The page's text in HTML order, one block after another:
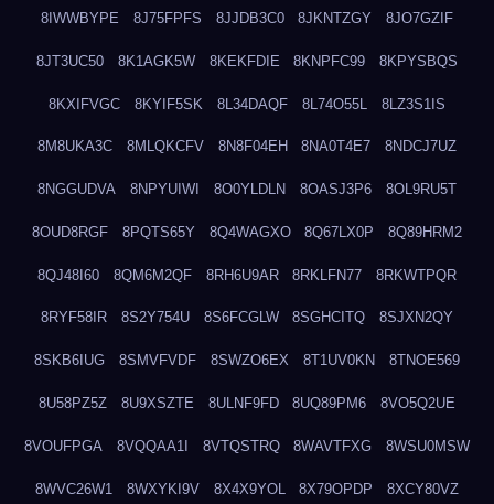
8IWWBYPE 8J75FPFS 8JJDB3C0 8JKNTZGY 8JO7GZIF
8JT3UC50 8K1AGK5W 8KEKFDIE 8KNPFC99 8KPYSBQS
8KXIFVGC 8KYIF5SK 8L34DAQF 8L74O55L 8LZ3S1IS
8M8UKA3C 8MLQKCFV 8N8F04EH 8NA0T4E7 8NDCJ7UZ
8NGGUDVA 8NPYUIWI 8O0YLDLN 8OASJ3P6 8OL9RU5T
8OUD8RGF 8PQTS65Y 8Q4WAGXO 8Q67LX0P 8Q89HRM2
8QJ48I60 8QM6M2QF 8RH6U9AR 8RKLFN77 8RKWTPQR
8RYF58IR 8S2Y754U 8S6FCGLW 8SGHCITQ 8SJXN2QY
8SKB6IUG 8SMVFVDF 8SWZO6EX 8T1UV0KN 8TNOE569
8U58PZ5Z 8U9XSZTE 8ULNF9FD 8UQ89PM6 8VO5Q2UE
8VOUFPGA 8VQQAA1I 8VTQSTRQ 8WAVTFXG 8WSU0MSW
8WVC26W1 8WXYKI9V 8X4X9YOL 8X79OPDP 8XCY80VZ